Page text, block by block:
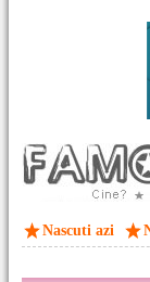
Nascuti azi